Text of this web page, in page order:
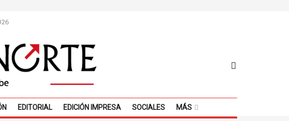
EDITORIAL EDICIÓN IMPRESA SOCIALES MÁS